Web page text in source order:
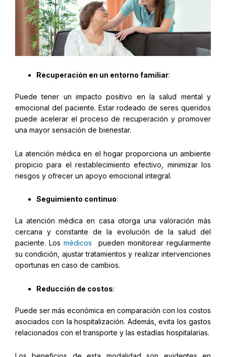
Recuperación en un entorno familiar:
Puede tener un impacto positivo en la salud mental y
emocional del paciente. Estar rodeado de seres queridos
puede acelerar el proceso de recuperación y promover
una mayor sensación de bienestar.
La atención médica en el hogar proporciona un ambiente
propicio para el restablecimiento efectivo, minimizar los
riesgos y ofrecer un apoyo emocional integral.
Seguimiento continuo:
La atención médica en casa otorga una valoración más
cercana y constante de la evolución de la salud del
paciente. Losmédicos pueden monitorear regularmente
su condición, ajustar tratamientos y realizar intervenciones
oportunas en caso de cambios.
Reducción de costos:
Puede ser más económica en comparación con los costos
asociados con la hospitalización. Además, evita los gastos
relacionados con el transporte y las estadías hospitalarias.